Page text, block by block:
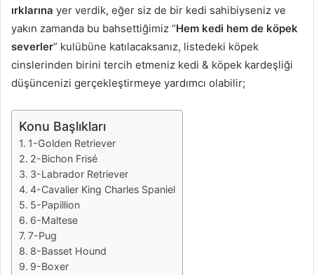
ırklarına yer verdik, eğer siz de bir kedi sahibiyseniz ve
yakın zamanda bu bahsettiğimiz “Hem kedi hem de köpek
severler” kulübüne katılacaksanız, listedeki köpek
cinslerinden birini tercih etmeniz kedi & köpek kardeşliği
düşüncenizi gerçekleştirmeye yardımcı olabilir;
Konu Başlıkları
1-Golden Retriever
2-Bichon Frisé
3-Labrador Retriever
4-Cavalier King Charles Spaniel
5-Papillion
6-Maltese
7-Pug
8-Basset Hound
9-Boxer